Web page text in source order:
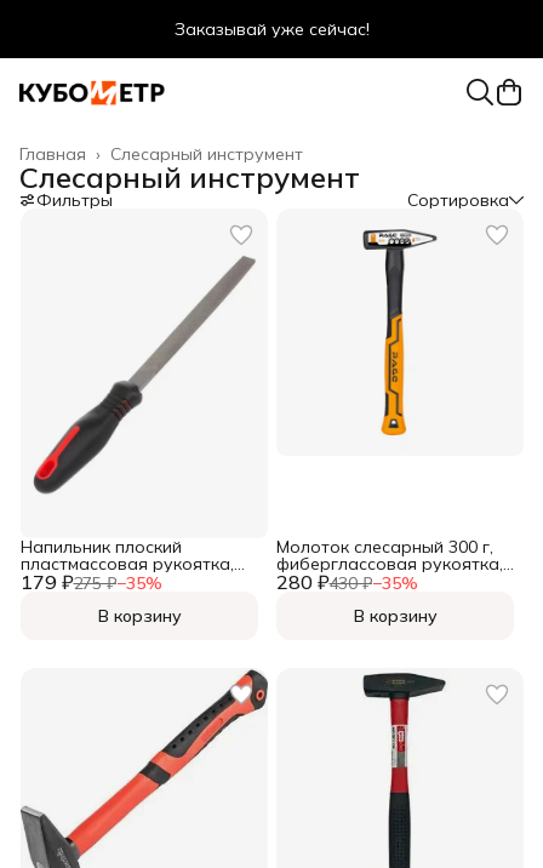
Заказывай уже сейчас!
Оптовые цены даже для физ. лиц
Слесарный инструмент
Главная ›
Слесарный инструмент
Фильтры Сортировка
179 ₽275 ₽−35%
Напильник плоский
пластмассовая рукоятка,
№2, 150мм, (шт.)
В корзину
280 ₽430 ₽−35%
Молоток слесарный 300 г,
фиберглассовая рукоятка,
(шт.)
В корзину